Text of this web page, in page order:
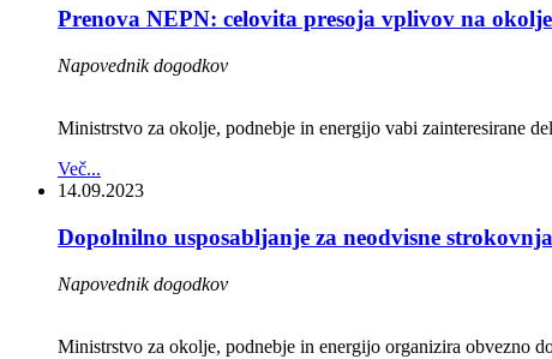
Prenova NEPN: celovita presoja vplivov na
Napovednik dogodkov
Ministrstvo za okolje, podnebje in energijo vabi zainteresirane
Več...
14.09.2023
Dopolnilno usposabljanje za neodvisne
Napovednik dogodkov
Ministrstvo za okolje, podnebje in energijo organizira obvezno